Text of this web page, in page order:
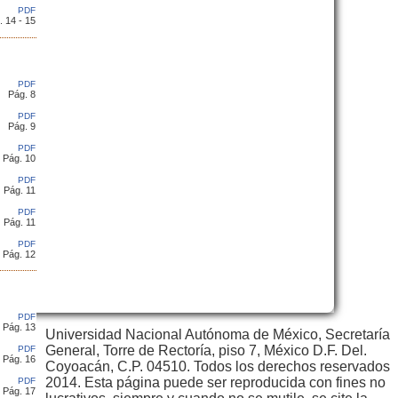
PDF
14 - 15
PDF
Pág. 8
PDF
Pág. 9
PDF
Pág. 10
PDF
Pág. 11
PDF
Pág. 11
PDF
Pág. 12
PDF
Pág. 13
PDF
Pág. 16
PDF
Pág. 17
Universidad Nacional Autónoma de México, Secretaría
General, Torre de Rectoría, piso 7, México D.F. Del.
Coyoacán, C.P. 04510. Todos los derechos reservados
2014. Esta página puede ser reproducida con fines no